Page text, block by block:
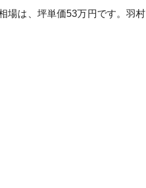
場は、坪単価53万円です。羽